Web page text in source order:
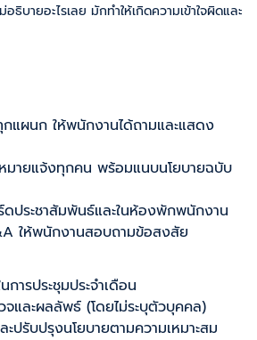
ธิบายอะไรเลย มักทำให้เกิดความเข้าใจผิดและ
แผนก ให้พนักงานได้ถามและแสดง
มายแจ้งทุกคน พร้อมแนบนโยบายฉบับ
ประชาสัมพันธ์และในห้องพักพนักงาน
ให้พนักงานสอบถามข้อสงสัย
การประชุมประจำเดือน
และผลลัพธ์ (โดยไม่ระบุตัวบุคคล)
ปรับปรุงนโยบายตามความเหมาะสม